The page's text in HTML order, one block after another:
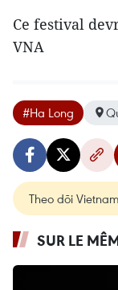
Ce festival
VNA
#Ha Long
Theo dõi
SUR LE